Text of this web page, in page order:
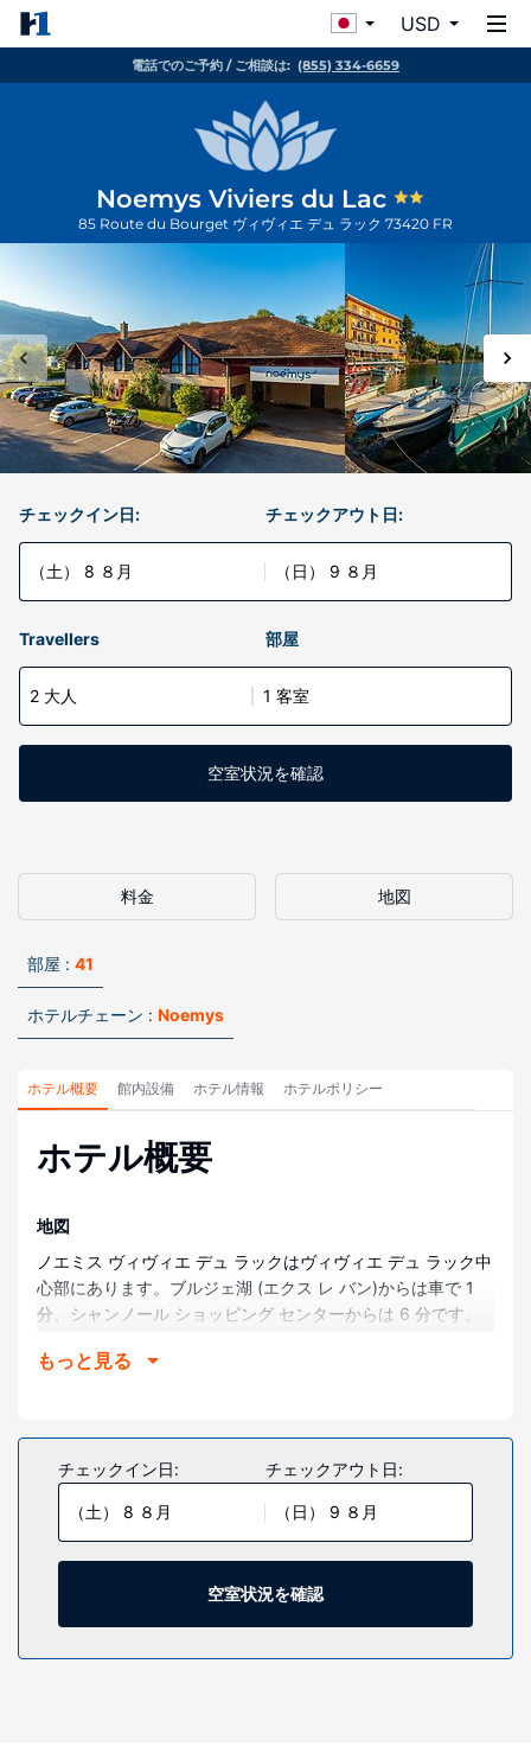
USD
電話でのご予約 / ご相談は: (855) 334-6659
Noemys Viviers du Lac
85 Route du Bourget ヴィヴィエ デュ ラック 73420 FR
チェックイン日:
（土） 8 ８月
チェックアウト日:
（日） 9 ８月
Travellers 部屋
2 大人 1 客室
空室状況を確認
料金 地図
部屋 : 41
ホテルチェーン : Noemys
ホテル概要 館内設備 ホテル情報 ホテルポリシー
ホテル概要
地図
ノエミス ヴィヴィエ デュ ラックはヴィヴィエ デュ ラック中
心部にあります。ブルジェ湖 (エクス レ バン)からは車で 1
分、シャンノール ショッピング センターからは 6 分です。
ークル カジノまで 7.4 km の場所に位置しています。
全部で 41 室ある冷房完備の客室には液晶テレビが備わって
おり、ゆったりおくつろぎいただけます。WiFi (無料)をお使
いいただけるほか、衛星放送の番組をご覧いただけます。バ
スルームには、シャワー、ヘアドライヤーがあります。電話
の他に、セーフティボックスやデスクもご利用いただけま
す。
らの眺めをお楽しみいただけます。その他の設備としてこの
もっと見る
チェックイン日:
（土） 8 ８月
チェックアウト日:
（日） 9 ８月
空室状況を確認